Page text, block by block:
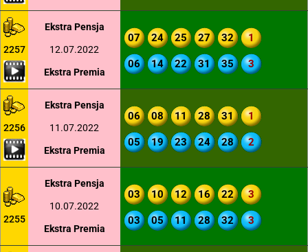
2257
Ekstra Pensja
12.07.2022
Ekstra Premia
07 24 25 27 32 1
06 14 22 31 35 3
2256
Ekstra Pensja
11.07.2022
Ekstra Premia
06 08 11 28 31 1
05 19 23 24 28 2
2255
Ekstra Pensja
10.07.2022
Ekstra Premia
03 10 12 16 22 3
03 05 11 28 32 3